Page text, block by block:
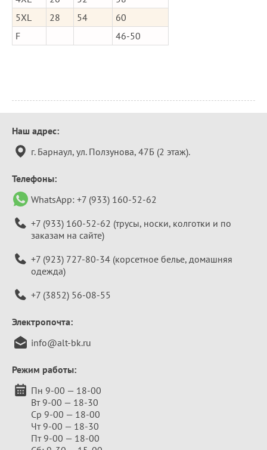
5XL
28 54
60
F
46-50
Контактная
информация
Наш адрес:
г. Барнаул, ул. Ползунова, 47Б (2 этаж).
Телефоны:
WhatsApp: +7 (933) 160-52-62
+7 (933) 160-52-62 (трусы, носки, колготки и по
заказам на сайте)
+7 (923) 727-80-34 (корсетное белье, домашняя
одежда)
+7 (3852) 56-08-55
Электропочта:
info@alt-bk.ru
Режим работы:
Пн 9-00 — 18-00
Вт 9-00 — 18-30
Ср 9-00 — 18-00
Чт 9-00 — 18-30
Пт 9-00 — 18-00